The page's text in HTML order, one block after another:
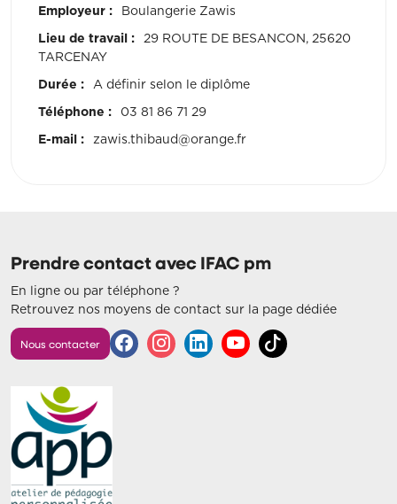
Employeur : Boulangerie Zawis
Lieu de travail : 29 ROUTE DE BESANCON, 25620
TARCENAY
Durée : A définir selon le diplôme
Téléphone : 03 81 86 71 29
E-mail : zawis.thibaud@orange.fr
Prendre contact avec IFAC pm
En ligne ou par téléphone ?
Retrouvez nos moyens de contact sur la page dédiée
Nous contacter